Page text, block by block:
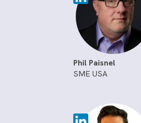
Phil Paisnel
SME USA